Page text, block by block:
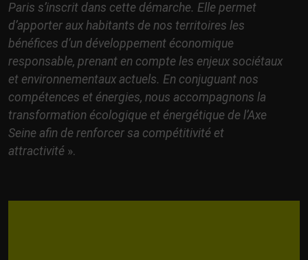
Paris s’inscrit dans cette démarche. Elle permet
d’apporter aux habitants de nos territoires les
bénéfices d’un développement économique
responsable, prenant en compte les enjeux sociétaux
et environnementaux actuels. En conjuguant nos
compétences et énergies, nous accompagnons la
transformation écologique et énergétique de l’Axe
Seine afin de renforcer sa compétitivité et
attractivité ».